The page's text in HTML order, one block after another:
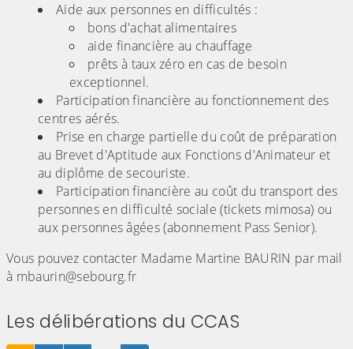
Aide aux personnes en difficultés :
bons d'achat alimentaires
aide financière au chauffage
prêts à taux zéro en cas de besoin
exceptionnel.
Participation financière au fonctionnement des
centres aérés.
Prise en charge partielle du coût de préparation
au Brevet d'Aptitude aux Fonctions d'Animateur et
au diplôme de secouriste.
Participation financière au coût du transport des
personnes en difficulté sociale (tickets mimosa) ou
aux personnes âgées (abonnement Pass Senior).
Vous pouvez contacter Madame Martine BAURIN par mail
à mbaurin@sebourg.fr
Les délibérations du CCAS